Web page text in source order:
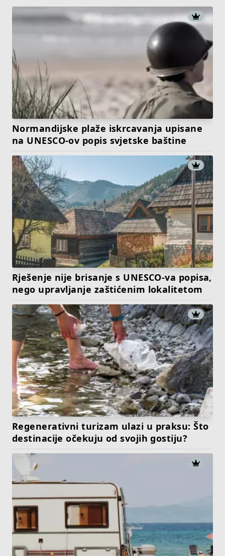
Normandijske plaže iskrcavanja upisane
na UNESCO-ov popis svjetske baštine
Rješenje nije brisanje s UNESCO-va popisa,
nego upravljanje zaštićenim lokalitetom
Regenerativni turizam ulazi u praksu: Što
destinacije očekuju od svojih gostiju?